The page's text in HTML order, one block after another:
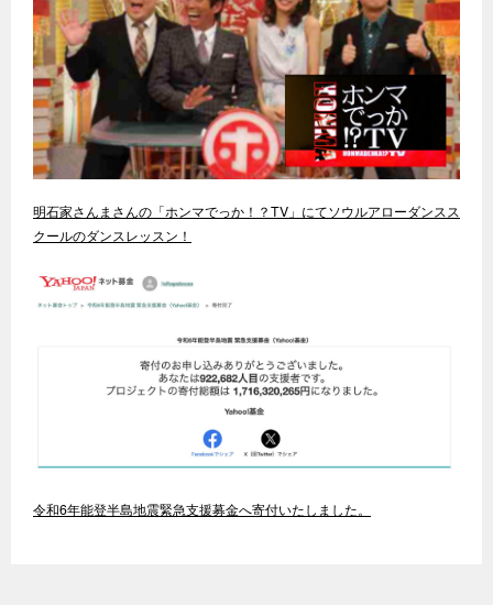
明石家さんまさんの「ホンマでっか！？TV」にてソウルアローダンスス
クールのダンスレッスン！
令和6年能登半島地震緊急支援募金へ寄付いたしました。